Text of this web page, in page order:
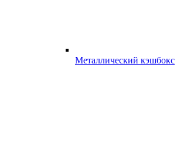
Металлический кэшбокс